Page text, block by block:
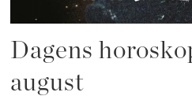
Dagens
august